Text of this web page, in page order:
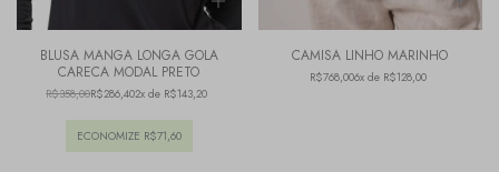
BLUSA MANGA LONGA GOLA
CARECA MODAL PRETO
R$358,00R$286,402x de R$143,20
ECONOMIZE R$71,60
CAMISA LINHO MARINHO
R$768,006x de R$128,00